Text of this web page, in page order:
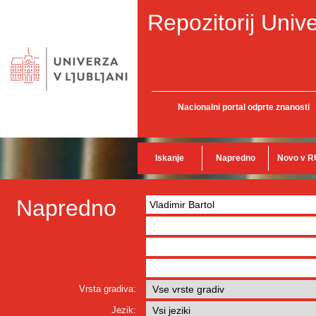
Repozitorij
Nacionalni portal odprte znanosti
Iskanje Napredno Novo v
Napredno
Vrsta gradiva:
Jezik: